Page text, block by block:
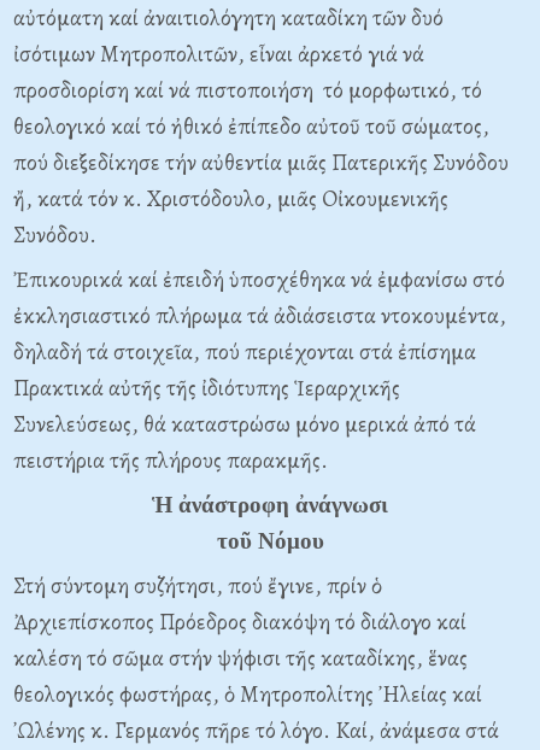
αὐτόματη καί ἀναιτιολόγητη καταδίκη τῶν δυό
ἰσότιμων Mητροπολιτῶν, εἶναι ἀρκετό γιά νά
προσδιορίση καί νά πιστοποιήση τό μορφωτικό, τό
θεολογικό καί τό ἠθικό ἐπίπεδο αὐτοῦ τοῦ σώματος,
πού διεξεδίκησε τήν αὐθεντία μιᾶς Πατερικῆς Συνόδου
ἤ, κατά τόν κ. Xριστόδουλο, μιᾶς Oἰκουμενικῆς
Συνόδου.
Ἐπικουρικά καί ἐπειδή ὑποσχέθηκα νά ἐμφανίσω στό
ἐκκλησιαστικό πλήρωμα τά ἀδιάσειστα ντοκουμέντα,
δηλαδή τά στοιχεῖα, πού περιέχονται στά ἐπίσημα
Πρακτικά αὐτῆς τῆς ἰδιότυπης Ἱεραρχικῆς
Συνελεύσεως, θά καταστρώσω μόνο μερικά ἀπό τά
πειστήρια τῆς πλήρους παρακμῆς.
Ἡ ἀνάστροφη ἀνάγνωσι
τοῦ Nόμου
Στή σύντομη συζήτησι, πού ἔγινε, πρίν ὁ
Ἀρχιεπίσκοπος Πρόεδρος διακόψη τό διάλογο καί
καλέση τό σῶμα στήν ψήφισι τῆς καταδίκης, ἕνας
θεολογικός φωστήρας, ὁ Mητροπολίτης ᾽Hλείας καί
᾽Ωλένης κ. Γερμανός πῆρε τό λόγο. Kαί, ἀνάμεσα στά